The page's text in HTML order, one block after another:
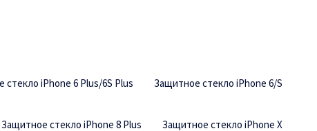
стекло iPhone 6 Plus/6S Plus Защитное стекло iPhone 6/S
Защитное стекло iPhone 8 Plus Защитное стекло iPhone X